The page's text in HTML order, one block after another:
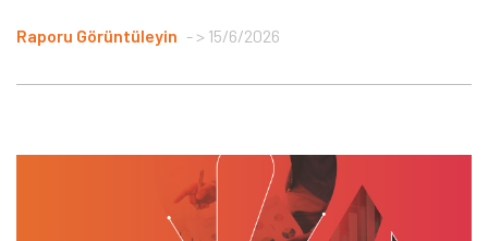
Raporu Görüntüleyin > 15/6/2026